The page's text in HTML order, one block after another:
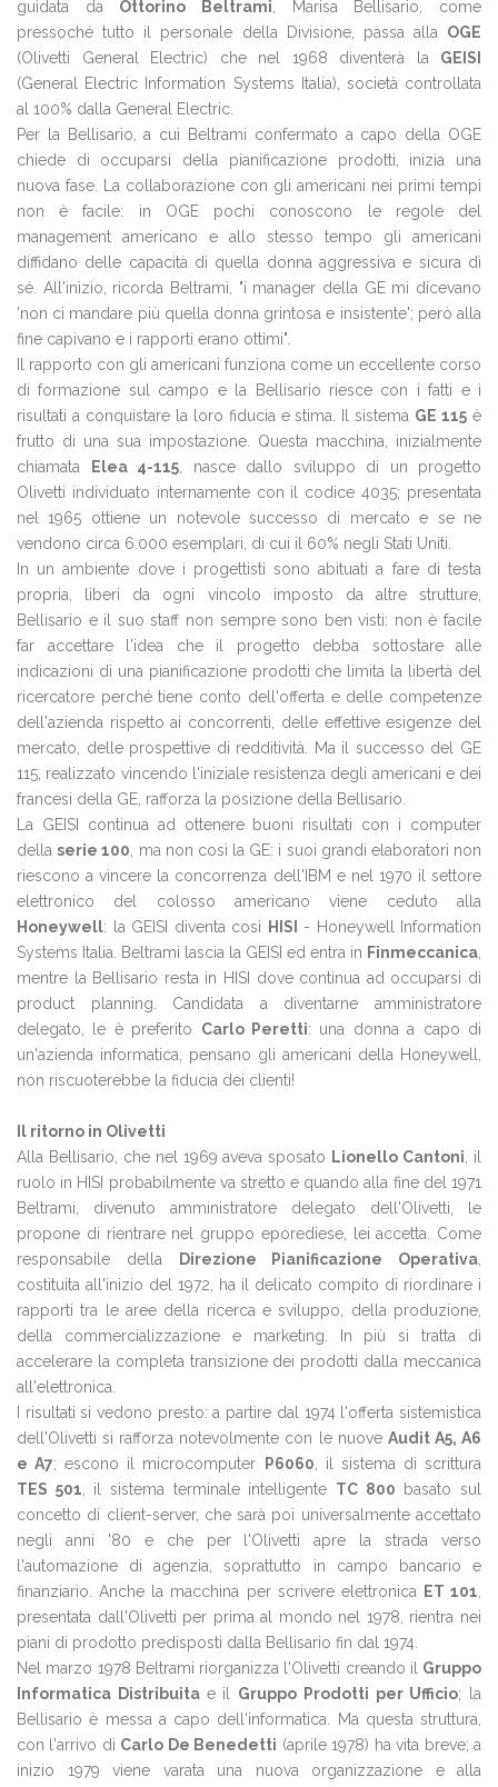
guidata da Ottorino Beltrami , Marisa Bellisario, come
pressoché tutto il personale della Divisione, passa alla OGE
(Olivetti General Electric) che nel 1968 diventerà la GEISI
(General Electric Information Systems Italia), società controllata
al 100% dalla General Electric.
Per la Bellisario, a cui Beltrami confermato a capo della OGE
chiede di occuparsi della pianificazione prodotti, inizia una
nuova fase. La collaborazione con gli americani nei primi tempi
non è facile: in OGE pochi conoscono le regole del
management americano e allo stesso tempo gli americani
diffidano delle capacità di quella donna aggressiva e sicura di
sé. All'inizio, ricorda Beltrami, "i manager della GE mi dicevano
'non ci mandare più quella donna grintosa e insistente'; però alla
fine capivano e i rapporti erano ottimi".
Il rapporto con gli americani funziona come un eccellente corso
di formazione sul campo e la Bellisario riesce con i fatti e i
risultati a conquistare la loro fiducia e stima. Il sistema GE 115 è
frutto di una sua impostazione. Questa macchina, inizialmente
chiamata
Elea 4-115 , nasce dallo sviluppo di un progetto
Olivetti individuato internamente con il codice 4035; presentata
nel 1965 ottiene un notevole successo di mercato e se ne
vendono circa 6.000 esemplari, di cui il 60% negli Stati Uniti.
In un ambiente dove i progettisti sono abituati a fare di testa
propria, liberi da ogni vincolo imposto da altre strutture,
Bellisario e il suo staff non sempre sono ben visti: non è facile
far accettare l'idea che il progetto debba sottostare alle
indicazioni di una pianificazione prodotti che limita la libertà del
ricercatore perché tiene conto dell'offerta e delle competenze
dell'azienda rispetto ai concorrenti, delle effettive esigenze del
mercato, delle prospettive di redditività. Ma il successo del GE
115, realizzato vincendo l'iniziale resistenza degli americani e dei
francesi della GE, rafforza la posizione della Bellisario.
La GEISI continua ad ottenere buoni risultati con i computer
dellaserie 100 , ma non così la GE: i suoi grandi elaboratori non
riescono a vincere la concorrenza dell'IBM e nel 1970 il settore
elettronico del colosso americano viene ceduto alla
Honeywell: la GEISI diventa così HISI
- Honeywell Information
Systems Italia. Beltrami lascia la GEISI ed entra in Finmeccanica
mentre la Bellisario resta in HISI dove continua ad occuparsi di
product planning. Candidata a diventarne amministratore
delegato, le è preferito Carlo Peretti: una donna a capo di
un'azienda informatica, pensano gli americani della Honeywell,
non riscuoterebbe la fiducia dei clienti!
Il ritorno in Olivetti
Alla Bellisario, che nel 1969 aveva sposato Lionello Cantoni , il
ruolo in HISI probabilmente va stretto e quando alla fine del 1971
Beltrami, divenuto amministratore delegato dell'Olivetti, le
propone di rientrare nel gruppo eporediese, lei accetta. Come
responsabile della
Direzione Pianificazione Operativa
costituita all'inizio del 1972, ha il delicato compito di riordinare i
rapporti tra le aree della ricerca e sviluppo, della produzione,
della commercializzazione e marketing. In più si tratta di
accelerare la completa transizione dei prodotti dalla meccanica
all'elettronica.
I risultati si vedono presto: a partire dal 1974 l'offerta sistemistica
dell'Olivetti si rafforza notevolmente con le nuove Audit A5, A6
e A7; escono il microcomputer P6060 , il sistema di scrittura
TES 501 , il sistema terminale intelligente TC 800 basato sul
concetto di client-server, che sarà poi universalmente accettato
negli anni '80 e che per l'Olivetti apre la strada verso
l'automazione di agenzia, soprattutto in campo bancario e
finanziario. Anche la macchina per scrivere elettronica
ET 101
presentata dall'Olivetti per prima al mondo nel 1978, rientra nei
piani di prodotto predisposti dalla Bellisario fin dal 1974.
Nel marzo 1978 Beltrami riorganizza l'Olivetti creando il Gruppo
Informatica Distribuita e il Gruppo Prodotti per Ufficio; la
Bellisario è messa a capo dell'informatica. Ma questa struttura,
con l'arrivo di Carlo De Benedetti (aprile 1978) ha vita breve; a
inizio 1979 viene varata una nuova organizzazione e alla